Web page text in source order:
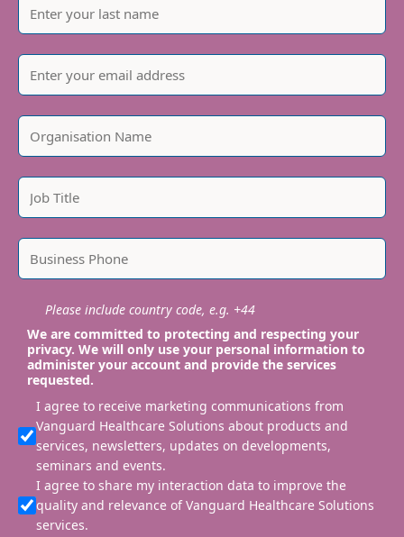
Vi samarbetade nyligen med
att uppnå våra nollmål. Den innovativa portföljen
av kolborttagningsprojekt inkluderar projekt som
direkt luftavskiljning, djuplagring av bioolja,
havskelp och återställande trädplantering. Alla är
oberoende verifierade för att säkerställa deras
integritet.
Please include country code, e.g. +44
We are committed to protecting and respecting your
privacy. We will only use your personal information to
administer your account and provide the services
requested.
I agree to receive marketing communications from
Vanguard Healthcare Solutions about products and
services, newsletters, updates on developments,
seminars and events.
I agree to share my interaction data to improve the
quality and relevance of Vanguard Healthcare Solutions
services.